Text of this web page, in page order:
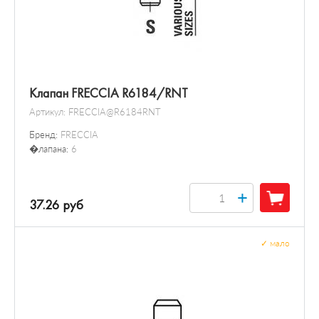
Клапан FRECCIA R6184/RNT
Артикул: FRECCIA@R6184RNT
Бренд: FRECCIA
�лапана: 6
37.26 руб +
мало